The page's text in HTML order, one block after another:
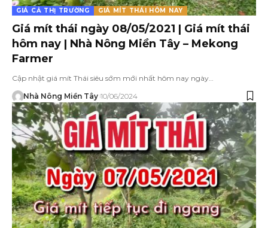
GIÁ CẢ THỊ TRƯỜNG GIÁ MÍT THÁI HÔM NAY
Giá mít thái ngày 08/05/2021 | Giá mít thái
hôm nay | Nhà Nông Miền Tây – Mekong
Farmer
Cập nhật giá mít Thái siêu sớm mới nhất hôm nay ngày…
Nhà Nông Miền Tây 10/06/2024